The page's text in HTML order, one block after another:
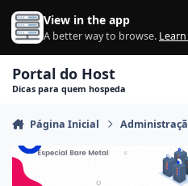
Ir para conteúdo
View in the app
A better way to browse.
Portal do Host
Dicas para quem hospeda
Página Inicial